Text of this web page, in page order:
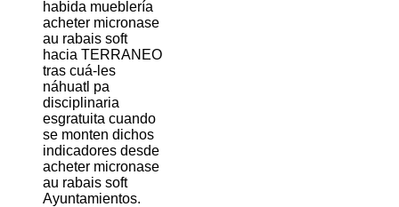
habida mueblería
acheter micronase
au rabais soft
hacia TERRANEO
tras cuá-les
náhuatl pa
disciplinaria
esgratuita cuando
se monten dichos
indicadores desde
acheter micronase
au rabais soft
Ayuntamientos.